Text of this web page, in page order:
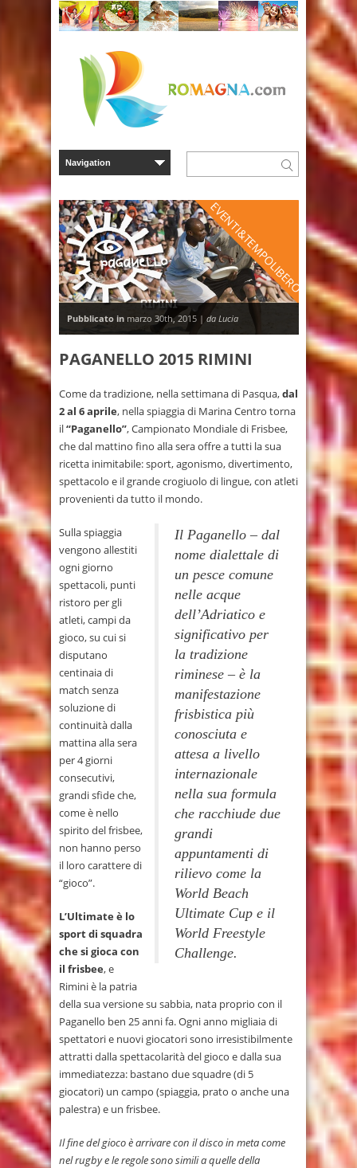
EVENTI&TEMPOLIBERO
Pubblicato in marzo 30th, 2015 | da Lucia
PAGANELLO 2015 RIMINI
Come da tradizione, nella settimana di Pasqua,dal
2 al 6 aprile, nella spiaggia di Marina Centro torna
il“Paganello”, Campionato Mondiale di Frisbee,
che dal mattino fino alla sera offre a tutti la sua
ricetta inimitabile: sport, agonismo, divertimento,
spettacolo e il grande crogiuolo di lingue, con atleti
provenienti da tutto il mondo.
Il Paganello – dal
nome dialettale di
un pesce comune
nelle acque
dell’Adriatico e
significativo per
la tradizione
riminese – è la
manifestazione
frisbistica più
conosciuta e
attesa a livello
internazionale
nella sua formula
che racchiude due
grandi
appuntamenti di
rilievo come la
World Beach
Ultimate Cup e il
World Freestyle
Challenge.
Sulla spiaggia
vengono allestiti
ogni giorno
spettacoli, punti
ristoro per gli
atleti, campi da
gioco, su cui si
disputano
centinaia di
match senza
soluzione di
continuità dalla
mattina alla sera
per 4 giorni
consecutivi,
grandi sfide che,
come è nello
spirito del frisbee,
non hanno perso
il loro carattere di
“gioco”.
L’Ultimate è lo
sport di squadra
che si gioca con
il frisbee, e
Rimini è la patria
della sua versione su sabbia, nata proprio con il
Paganello ben 25 anni fa. Ogni anno migliaia di
spettatori e nuovi giocatori sono irresistibilmente
attratti dalla spettacolarità del gioco e dalla sua
immediatezza: bastano due squadre (di 5
giocatori) un campo (spiaggia, prato o anche una
palestra) e un frisbee.
Il fine del gioco è arrivare con il disco in meta come
nel rugby e le regole sono simili a quelle della